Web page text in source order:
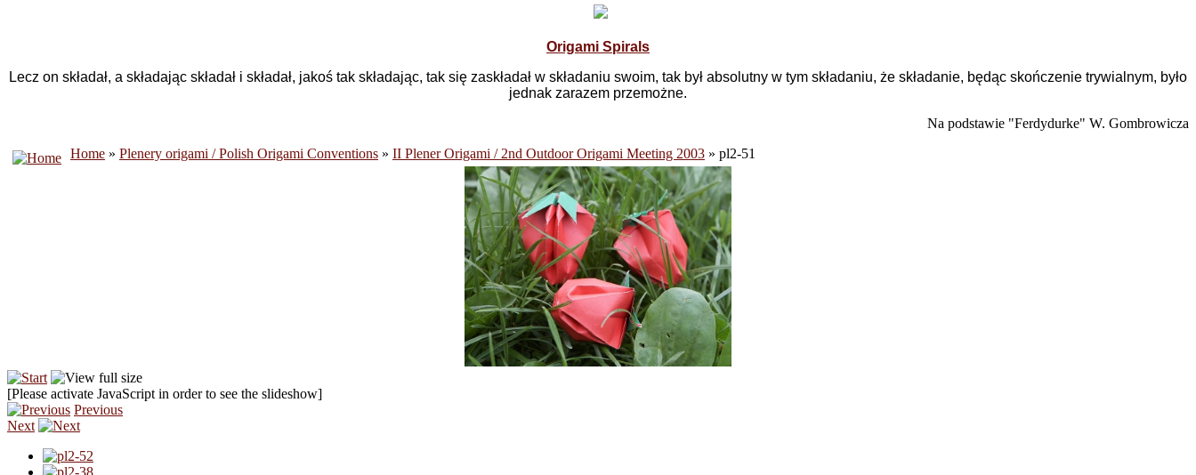
Origami Spirals
Lecz on składał, a składając składał i składał, jakoś tak składając, tak się zaskładał w składaniu swoim, tak był absolutny w tym składaniu, że składanie, będąc skończenie trywialnym, było
jednak zarazem przemożne.
Na podstawie "Ferdydurke" W. Gombrowicza
Home » Plenery origami / Polish Origami Conventions » II Plener Origami / 2nd Outdoor Origami Meeting 2003 » pl2-51
[Please activate JavaScript in order to see the slideshow]
Previous
Next